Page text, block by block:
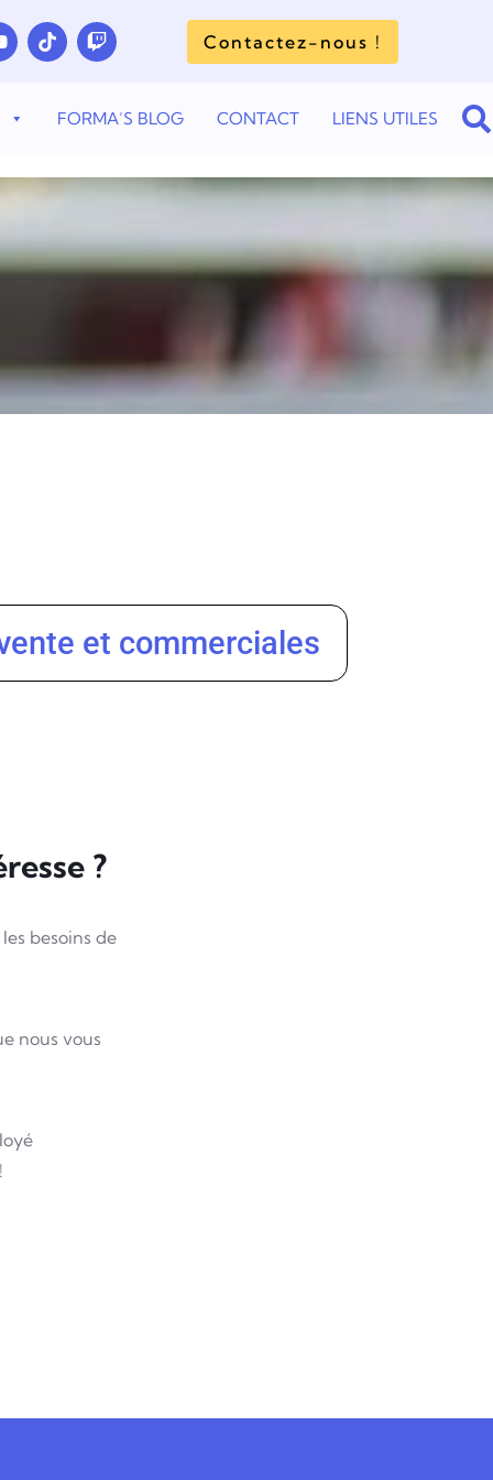
Contactez-nous !
FORMA’S BLOG CONTACT LIENS UTILES
et commerciales
?
besoins de
nous vous